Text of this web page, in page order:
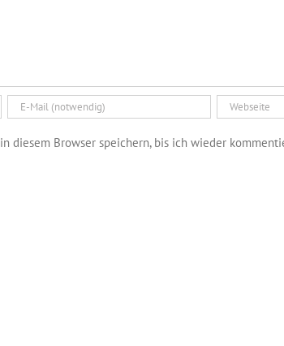
diesem Browser speichern, bis ich wieder